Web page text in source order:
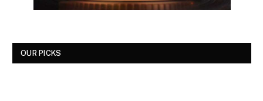
OUR PICKS